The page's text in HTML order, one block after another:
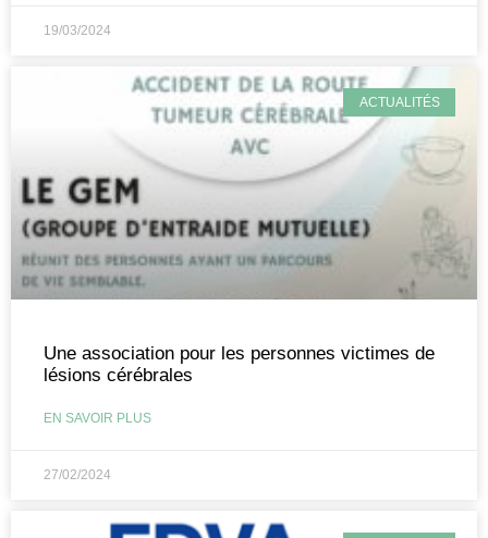
19/03/2024
ACTUALITÉS
Une association pour les personnes victimes de
lésions cérébrales
EN SAVOIR PLUS
27/02/2024